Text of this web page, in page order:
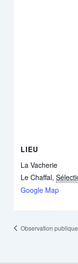
LIEU
La Vacherie
Le Chaffal,
Google Map
Observation